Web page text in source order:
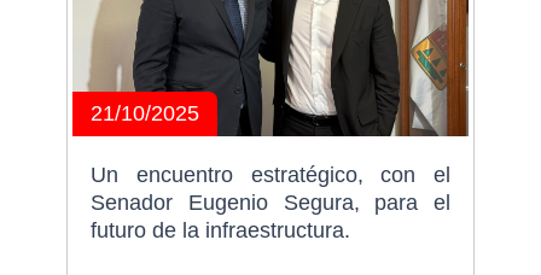
21/10/2025
Un encuentro estratégico, con el
Senador Eugenio Segura, para el
futuro de la infraestructura.